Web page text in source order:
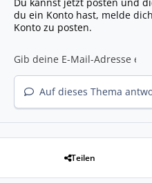
du ein Konto hast, melde
Konto zu posten.
Auf dieses Thema
Teilen